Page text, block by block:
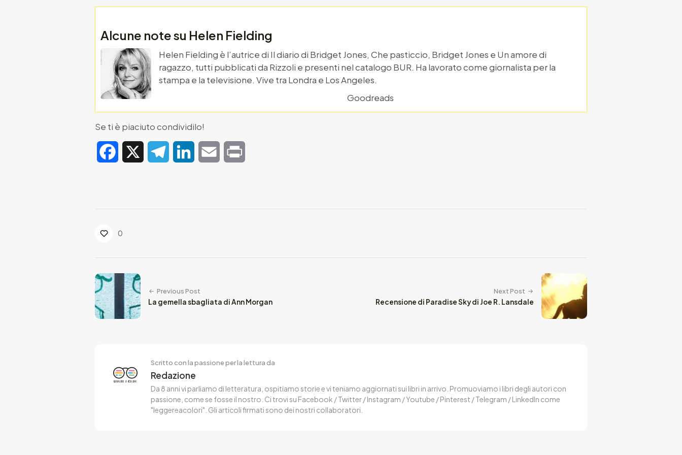
Alcune note su Helen Fielding
Helen Fielding è l’autrice di Il diario di Bridget Jones, Che pasticcio, Bridget Jones e Un amore di
ragazzo, tutti pubblicati da Rizzoli e presenti nel catalogo BUR. Ha lavorato come giornalista per la
stampa e la televisione. Vive tra Londra e Los Angeles.
Goodreads
Se ti è piaciuto condividilo!
Facebook TelegramLinkedIn Email
0
Previous Post
La gemella sbagliata di Ann Morgan
Next Post
Recensione di Paradise Sky di Joe R. Lansdale
Scritto con la passione per la lettura da
Redazione
Da 8 anni vi parliamo di letteratura, ospitiamo storie e vi teniamo aggiornati sui libri in arrivo. Promuoviamo i libri degli autori con
passione, come se fosse il nostro. Ci trovi su Facebook / Twitter / Instagram / Youtube / Pinterest / Telegram / LinkedIn come
"leggereacolori". Gli articoli firmati sono dei nostri collaboratori.